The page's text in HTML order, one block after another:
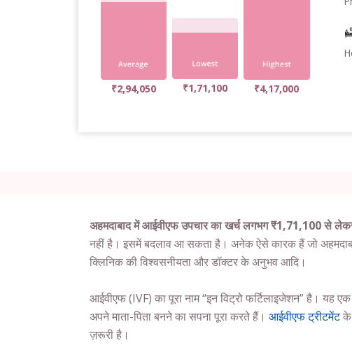
₹2,94,050 ₹1,71,100 ₹4,17,000
अहमदाबाद में आईवीएफ उपचार का खर्च लगभग ₹1,71,100 से
नहीं है। इसमें बदलाव आ सकता है। अनेक ऐसे कारक हैं जो
क्लिनिक की विश्वसनीयता और डॉक्टर के अनुभव आदि।
आईवीएफ (IVF) का पूरा नाम “इन विट्रो फर्टिलाइजेशन” है। यह
अपने माता-पिता बनने का सपना पूरा करते हैं। आईवीएफ ट्रीटमेंटके
ज़रूरी है।